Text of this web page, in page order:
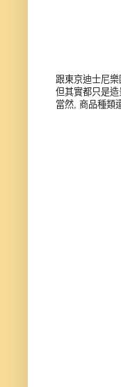
跟東京迪士尼
但其實都只是
當然, 商品種類